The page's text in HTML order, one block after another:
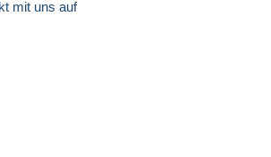
zu können, müssen Sie
sein und sich einloggen.
Unternehmens:
Platz 8
zu den Favoriten hinzufügen
mit uns auf